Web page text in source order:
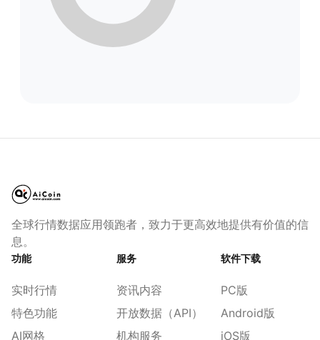
全球行情数据应用领跑者，致力于更高效地提供有价值的信
息。
功能
实时行情
特色功能
AI网格
服务
资讯内容
开放数据（API）
机构服务
软件下载
PC版
Android版
iOS版